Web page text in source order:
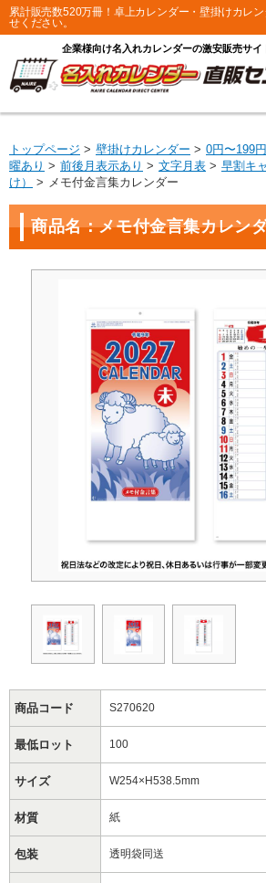
累計販売数520万冊！卓上カレンダー・壁掛けカレ
せください。
企業様向け名入れカレンダーの激安販売サイ
トップページ 壁掛けカレンダー 0円〜199円
曜あり
前後月表示あり 文字月表
早割キ
け）
メモ付金言集カレンダー
商品名：メモ付金言集カレン
商品コード S270620
最低ロット 100
サイズ W254×H538.5mm
材質 紙
包装 透明袋同送